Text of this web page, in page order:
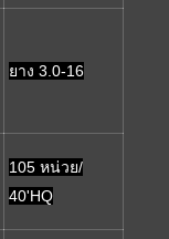
ยาง 3.0-16
105 หน่วย/
40'HQ